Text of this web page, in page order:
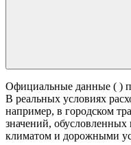
Официальные данные ( )
В реальных условиях
например, в городском
значений,
климатом и дорожными